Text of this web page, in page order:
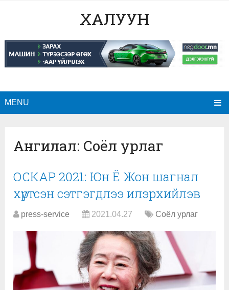
ХАЛУУН
MENU
Ангилал: Соёл урлаг
ОСКАР 2021: Юн Ё Жон шагнал
хүртсэн сэтгэгдлээ илэрхийлэв
press-service 2021.04.27 Соёл урлаг